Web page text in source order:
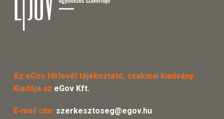
Az eGov Hírlevél tájékoztató, szakmai kiadvány.
Kiadója az eGov Kft.
E-mail cím: szerkesztoseg@egov.hu